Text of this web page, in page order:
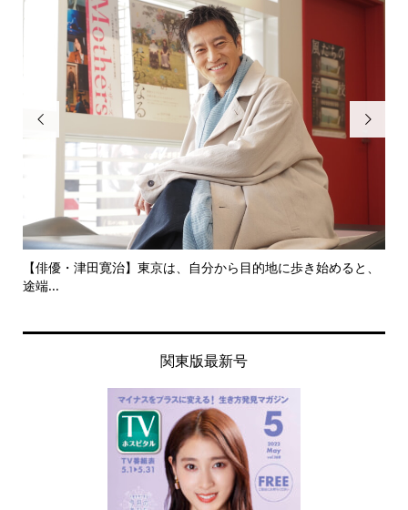

【俳優・津田寛治】東京は、自分から目的地に歩き始めると、
途端...

関東版最新号